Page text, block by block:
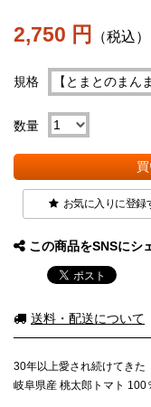
2,750 円 （税込）
規格
数量
お気に入りに登録
この商品をSNSにシ
送料・配送について
30年以上愛され続けてきた
岐阜県産 桃太郎トマト 100